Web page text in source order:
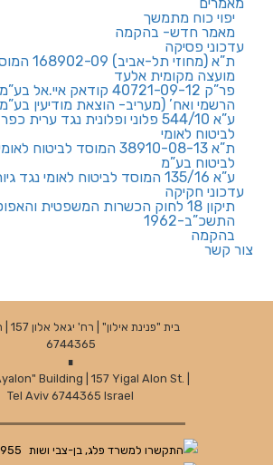
יפוי כוח מתמשך
מאמר חדש- בהקמה
עדכוני פסיקה
ת”א
מועצה מקומית אלעד
פר”ק 40721-09-12 קודאק
הרשמי ואח’ (מעריב- הוצאת מודיעין
ע”א 544/10 פלוני ופלונית נגד
לביטוח לאומי
ת”א 38910-08-13 המוסד
לביטוח בע”מ
ע”א 135/16 המוסד לביטוח לאומי נגד גיורא רוזנטל ואח’
עדכוני חקיקה
תיקון 18 לחוק הכשרות המשפטית
התשכ”ב-1962
בהקמה
צור קשר
6744365
∎
Building | 157 Yigal Alon St. |
Tel Aviv 6744365 Israel